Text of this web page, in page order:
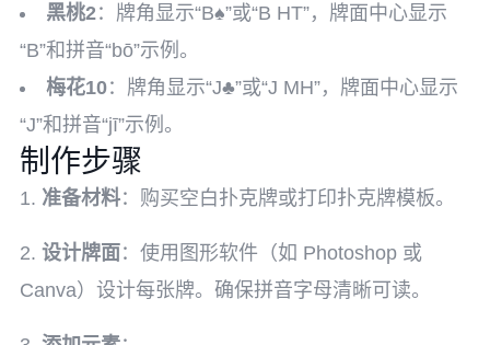
黑桃2：牌角显示“B♠”或“B HT”，牌面中心显示
“B”和拼音“bō”示例。
梅花10：牌角显示“J♣”或“J MH”，牌面中心显示
“J”和拼音“jī”示例。
制作步骤
1. 准备材料：购买空白扑克牌或打印扑克牌模板。
2. 设计牌面 ：使用图形软件（如 Photoshop 或
Canva）设计每张牌。确保拼音字母清晰可读。